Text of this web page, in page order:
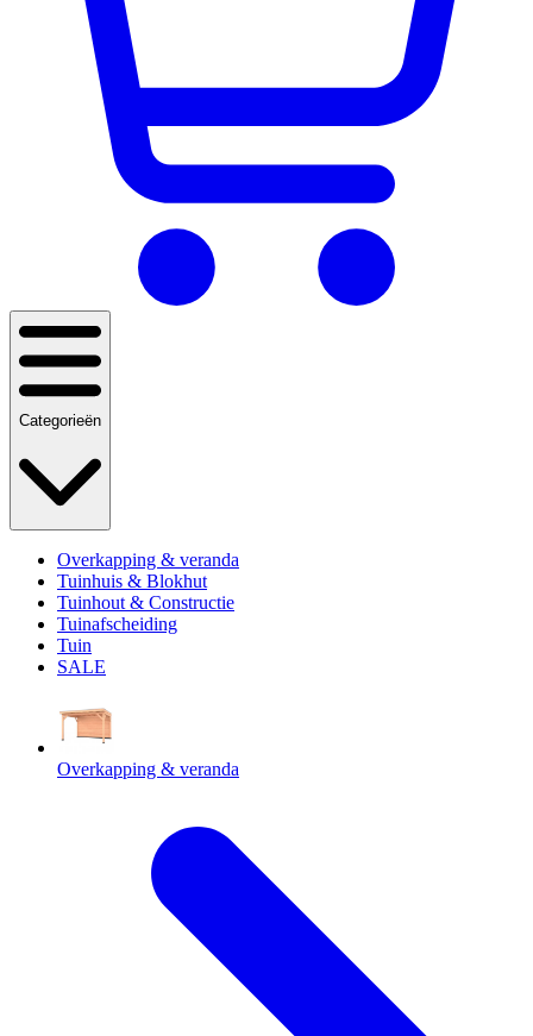
Categorieën
Overkapping & veranda
Tuinhuis & Blokhut
Tuinhout & Constructie
Tuinafscheiding
Tuin
SALE
Overkapping & veranda